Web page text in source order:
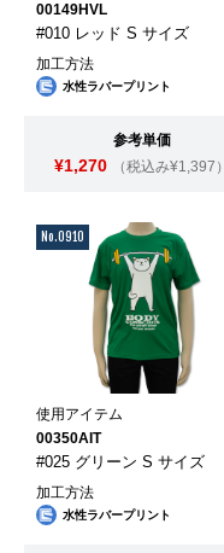
00149HVL
#010 レッド S サイズ
加工方法
水性ラバープリント
参考単価
¥1,270 （税込み¥1,397）
No.0910
使用アイテム
00350AIT
#025 グリーン S サイズ
加工方法
水性ラバープリント